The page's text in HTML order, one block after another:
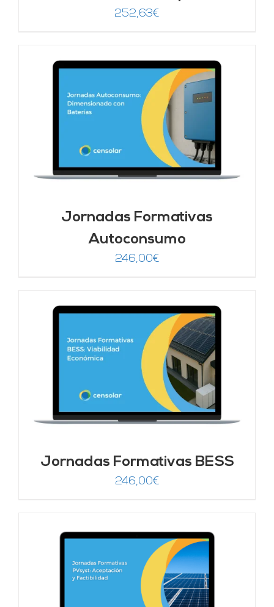
252,63€
Jornadas Formativas
Autoconsumo
246,00€
Jornadas Formativas BESS
246,00€